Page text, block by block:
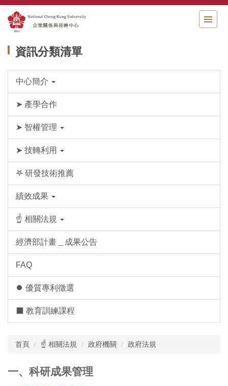
跳
到
主
區
資訊分類清單
中心簡介
➤ 產學合作
➤ 智權管理
➤ 技轉利用
𖤐 研發技術推薦
績效成果
☝ 相關法規
經濟部計畫＿成果公告
FAQ
⏺︎ 優質專利徵選
⬛ 教育訓練課程
首頁 ☝ 相關法規 政府機關 政府法規
一、科研成果管理